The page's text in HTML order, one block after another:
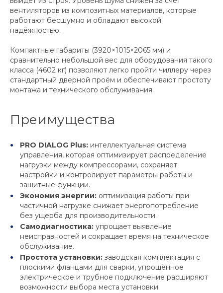
вентиляторов из композитных материалов, которые
работают бесшумно и обладают высокой
надёжностью.
Компактные габариты (3920×1015×2065 мм) и
сравнительно небольшой вес для оборудования такого
класса (4602 кг) позволяют легко пройти чиллеру через
стандартный дверной проём и обеспечивают простоту
монтажа и технического обслуживания.
Преимущества
PRO DIALOG Plus: интеллектуальная система
управления, которая оптимизирует распределение
нагрузки между компрессорами, сохраняет
настройки и контролирует параметры работы и
защитные функции.
Экономия энергии: оптимизация работы при
частичной нагрузке снижает энергопотребление
без ущерба для производительности.
Самодиагностика: упрощает выявление
неисправностей и сокращает время на техническое
обслуживание.
Простота установки: заводская комплектация с
плоскими фланцами для сварки, упрощённое
электрическое и трубное подключение расширяют
возможности выбора места установки.